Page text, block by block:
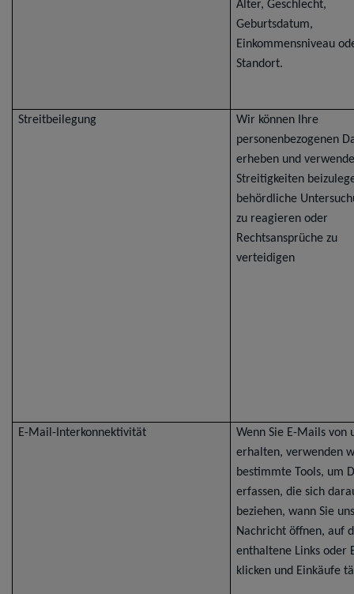
Alter, Geschlecht,
Geburtsdatum,
Einkommensniveau
Standort.
Streitbeilegung
Wir können Ihre
personenbezogenen
erheben und
Streitigkeiten
behördliche
zu reagieren oder
Rechtsansprüche zu
verteidigen
E-Mail-Interkonnektivität
Wenn Sie E-Mails von
erhalten, verwenden
bestimmte Tools, um
erfassen, die sich
beziehen, wann Sie
Nachricht öffnen, auf
enthaltene Links oder
klicken und Einkäufe